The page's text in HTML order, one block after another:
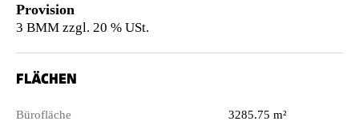
Provision
3 BMM zzgl. 20 % USt.
FLÄCHEN
Bürofläche
3285.75 m²